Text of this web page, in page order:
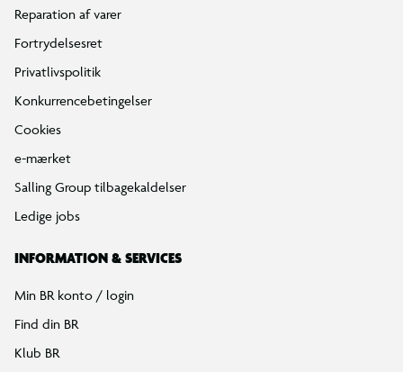
Reparation af varer
Fortrydelsesret
Privatlivspolitik
Konkurrencebetingelser
Cookies
e-mærket
Salling Group tilbagekaldelser
Ledige jobs
INFORMATION & SERVICES
Min BR konto / login
Find din BR
Klub BR